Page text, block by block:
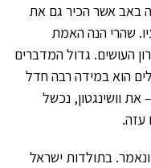
באב אשר הכיר גם את
שהרי הנה האמת
העושים. גדול המדברים
הוא במידה רבה חדל
וושינגטון, נכשל
עזה.
בתולדות ישראל